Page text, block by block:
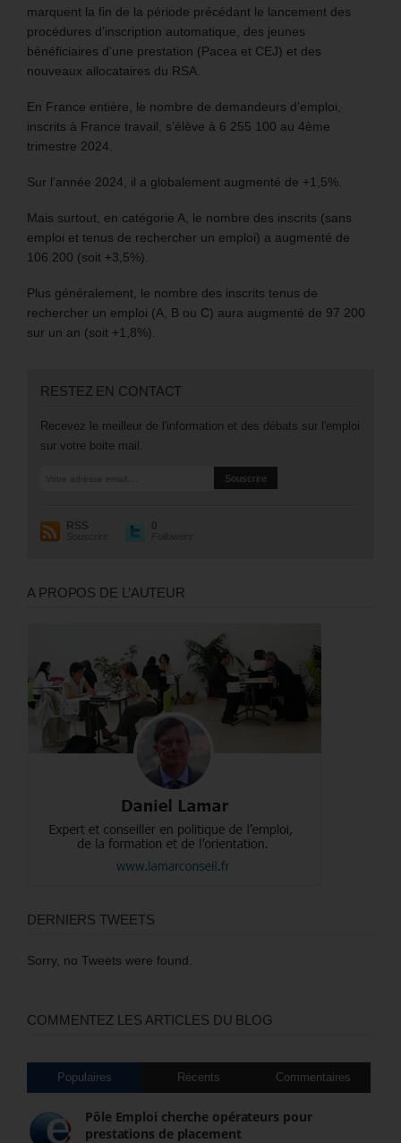
marquent la fin de la période précédant le lancement des
procédures d’inscription automatique, des jeunes
bénéficiaires d’une prestation (Pacea et CEJ) et des
nouveaux allocataires du RSA.
En France entière, le nombre de demandeurs d’emploi,
inscrits à France travail, s’élève à 6 255 100 au 4ème
trimestre 2024.
Sur l’année 2024, il a globalement augmenté de +1,5%.
Mais surtout, en catégorie A, le nombre des inscrits (sans
emploi et tenus de rechercher un emploi) a augmenté de
106 200 (soit +3,5%).
Plus généralement, le nombre des inscrits tenus de
rechercher un emploi (A, B ou C) aura augmenté de 97 200
sur un an (soit +1,8%).
RESTEZ EN CONTACT
Recevez le meilleur de l'information et des débats sur l'emploi
sur votre boite mail.
RSS
Souscrire
0
Followers
A PROPOS DE L’AUTEUR
DERNIERS TWEETS
Sorry, no Tweets were found.
COMMENTEZ LES ARTICLES DU BLOG
Populaires Récents Commentaires
Pôle Emploi cherche opérateurs pour
prestations de placement